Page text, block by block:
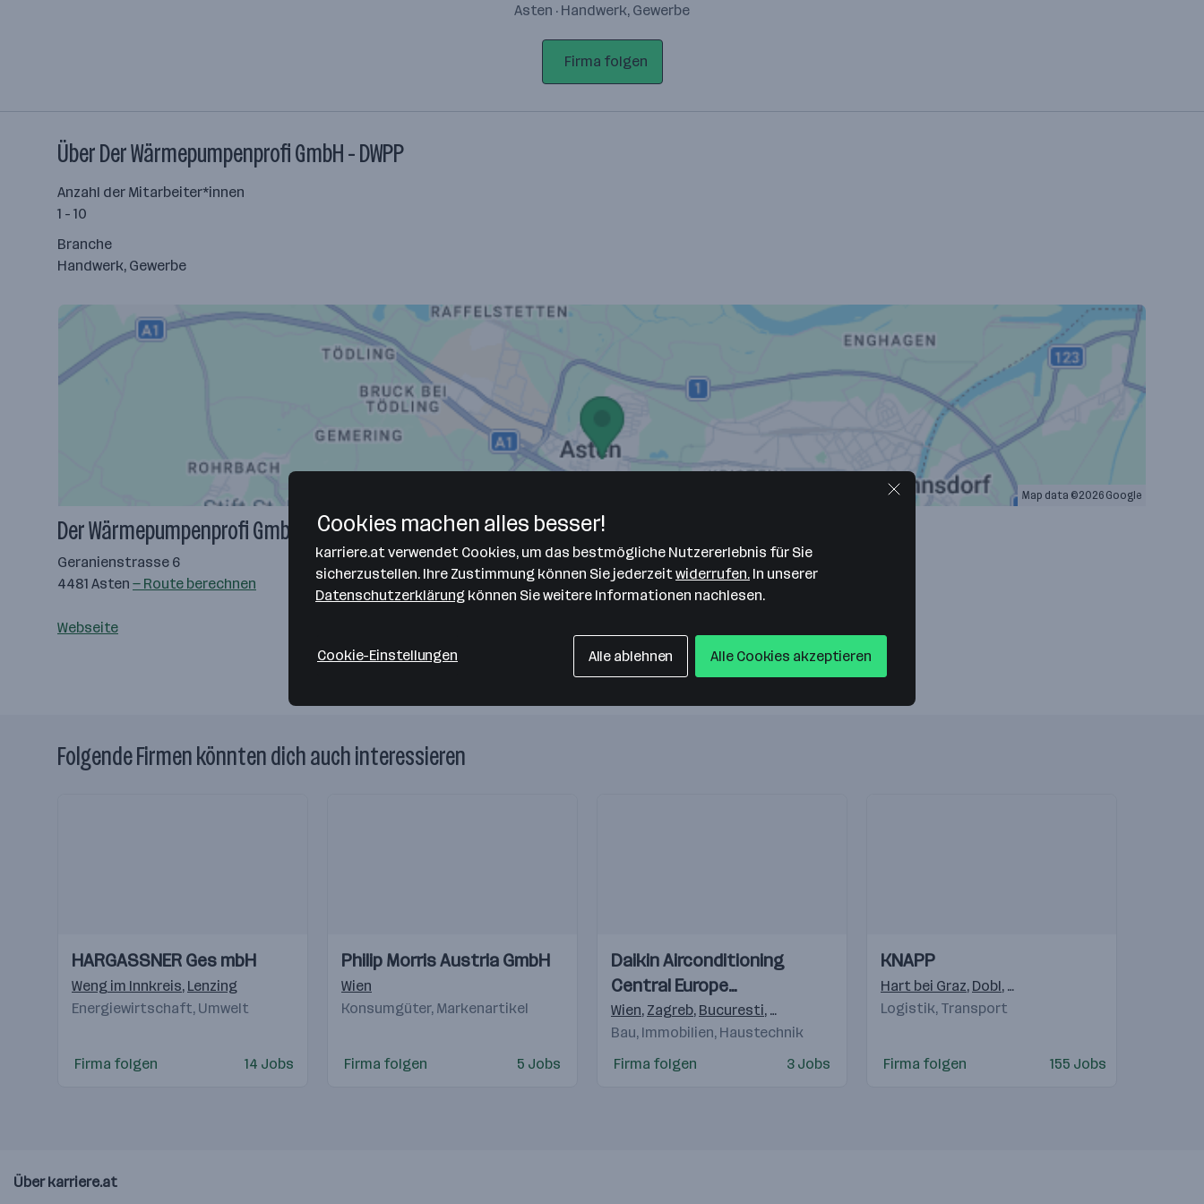
Asten · Handwerk, Gewerbe
Firma folgen
Über Der Wärmepumpenprofi GmbH - DWPP
Anzahl der Mitarbeiter*innen
1 - 10
Branche
Handwerk, Gewerbe
Map data ©2026 Google
Der Wärmepumpenprofi GmbH - DWPP
Geranienstrasse 6
4481 Asten — Route berechnen
Webseite
Folgende Firmen könnten dich auch interessieren
Videos
Einblicke
Einblicke
HARGASSNER Ges mbH
Weng im Innkreis, Lenzing
Energiewirtschaft, Umwelt
Firma folgen 14 Jobs
Videos
Einblicke
Einblicke
Philip Morris Austria GmbH
Wien
Konsumgüter, Markenartikel
Firma folgen 5 Jobs
Videos
Einblicke
Einblicke
Daikin Airconditioning
Central Europe
HandelsgmbH
Wien, Zagreb, Bucuresti, Budapest Praha 4-Michle Bratislava
Bau, Immobilien, Haustechnik
Firma folgen
3 Jobs
Videos
Einblicke
Einblicke
KNAPP
Hart bei Graz, Dobl, Raaba-Grambach
Logistik, Transport
Firma folgen 155 Jobs
Über karriere.at
Cookies machen alles besser!
karriere.at verwendet Cookies, um das bestmögliche Nutzererlebnis für Sie
sicherzustellen. Ihre Zustimmung können Sie jederzeit widerrufen. In unserer
Datenschutzerklärung können Sie weitere Informationen nachlesen.
Cookie-Einstellungen Alle ablehnen Alle Cookies akzeptieren